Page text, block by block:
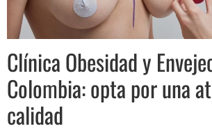
Clínica Obesidad y
Colombia: opta por una
calidad